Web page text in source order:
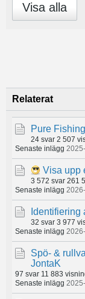
Visa alla
Relaterat
Pure
24 svar 2 507
Senaste inlägg
Visa upp
3 572 svar 261
Senaste inlägg
Identifiering
32 svar 3 977
Senaste inlägg
Spö- &
JontaK
97 svar 11 883
Senaste inlägg